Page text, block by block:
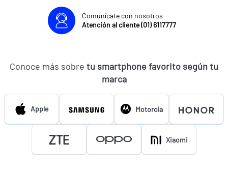
Comunícate con nosotros
Atención al cliente (01) 6117777
Conoce más sobre tu smartphone favorito según tu
marca
Apple Motorola
Xiaomi